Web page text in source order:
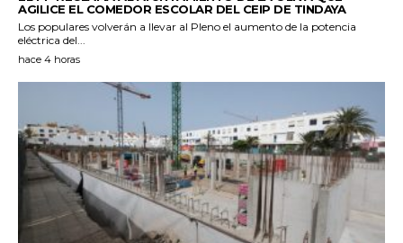
AGILICE EL COMEDOR ESCOLAR DEL CEIP DE TINDAYA
Los populares volverán a llevar al Pleno el aumento de la potencia
eléctrica del...
hace 4 horas